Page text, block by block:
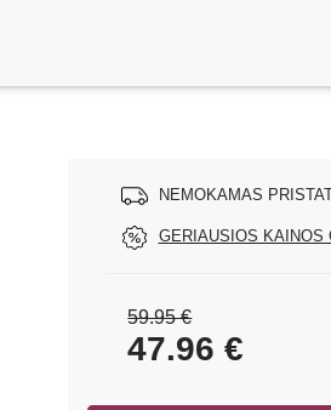
NEMOKAMAS
GERIAUSIOS KAINOS
59.95 €
47.96 €